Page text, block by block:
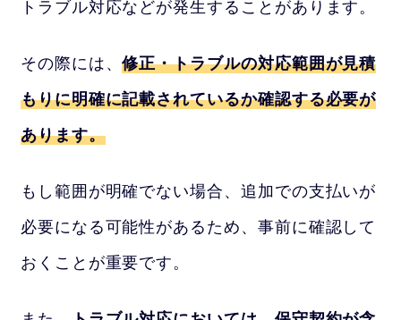
トラブル対応などが発生することがあります。
その際には、修正・トラブルの対応範囲が見積
もりに明確に記載されているか確認する必要が
あります。
もし範囲が明確でない場合、追加での支払いが
必要になる可能性があるため、事前に確認して
おくことが重要です。